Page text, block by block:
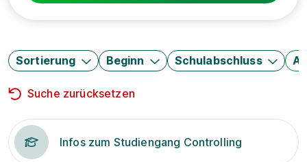
Sortierung Beginn Schulabschluss
Suche zurücksetzen
Infos zum Studiengang Controlling